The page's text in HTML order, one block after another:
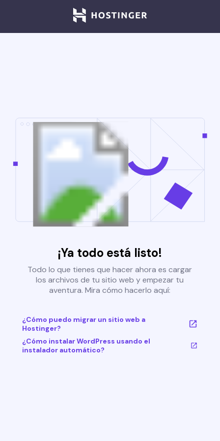
¡Ya todo está listo!
Todo lo que tienes que hacer ahora es cargar
los archivos de tu sitio web y empezar tu
aventura. Mira cómo hacerlo aquí:
¿Cómo puedo migrar un sitio web a
Hostinger?
¿Cómo instalar WordPress usando el
instalador automático?